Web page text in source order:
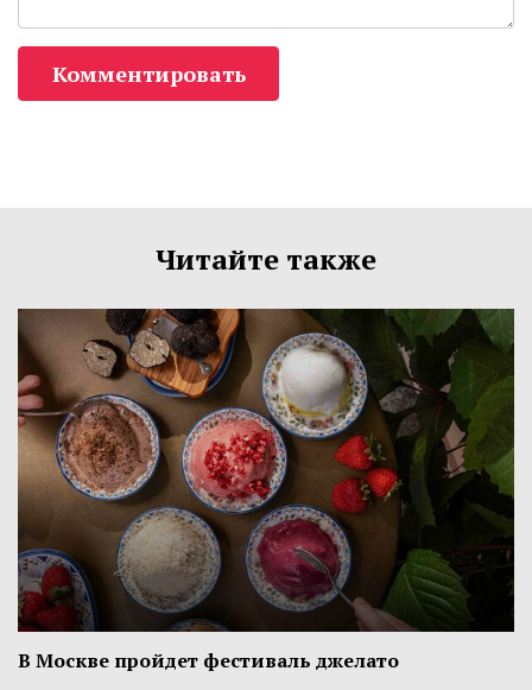
Комментировать
Читайте также
В Москве пройдет фестиваль джелато